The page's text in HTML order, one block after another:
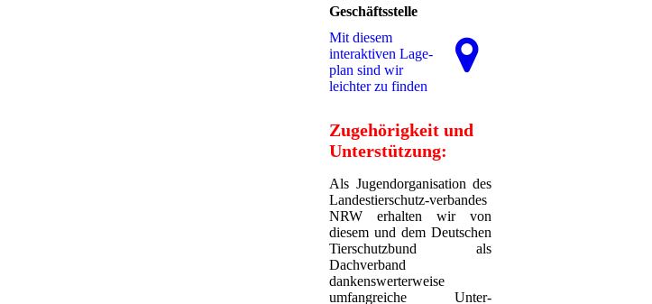
Geschäftsstelle
Mit diesem
interaktiven La­ge­
plan sind wir
leichter zu finden
Zugehörigkeit und
Unterstützung:
Als Jugendorganisation des
Landestierschutz-verbandes
NRW erhalten wir von
diesem und dem Deutschen
Tierschutzbund als
Dachverband
dankenswerterweise
umfangreiche Unter-